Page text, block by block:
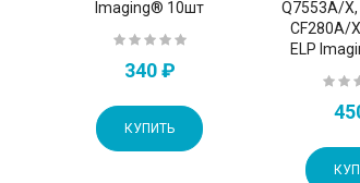
Imaging® 10шт
340 ₽
КУПИТЬ
Q7553A/
CF280A/
ELP